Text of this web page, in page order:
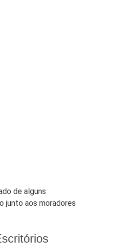
de alguns
junto aos moradores